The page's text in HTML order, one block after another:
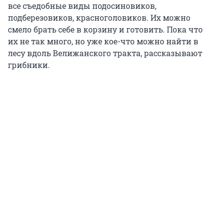
все съедобные виды подосиновиков,
подберезовиков, красноголовиков. Их можно
смело брать себе в корзину и готовить. Пока что
их не так много, но уже кое-что можно найти в
лесу вдоль Велижанского тракта, рассказывают
грибники.